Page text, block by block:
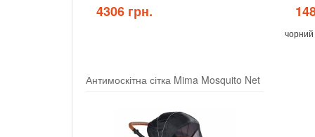
4306 грн.
чорний
Антимоскітна сітка Mima Mosquito Net